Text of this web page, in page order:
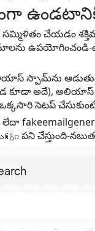
ఉండటానికి
చేయడం
ఉపయోగించండి-
కూడా అదే),
సెటప్
లేదా
పని చేస్తుంది-